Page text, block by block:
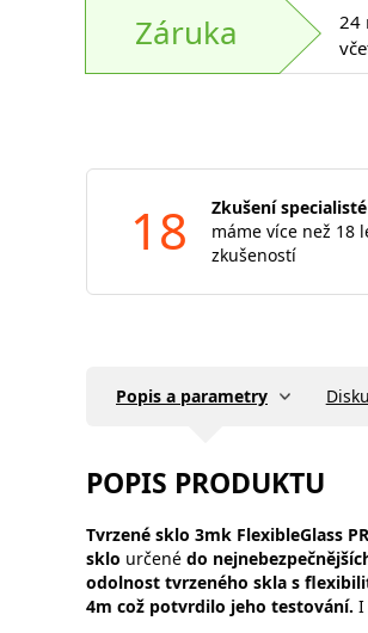
Záruka
24
18
Zkušení specialisté
máme více než 18
zkušeností
Popis a parametry
POPIS PRODUKTU
Tvrzené sklo 3mk FlexibleGlass
sklo určené do
odolnost tvrzeného skla s
4m což potvrdilo jeho testování. I